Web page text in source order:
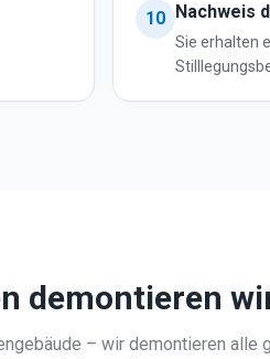
10 Nachweis
Sie erhalten
demontieren
– wir demontieren alle